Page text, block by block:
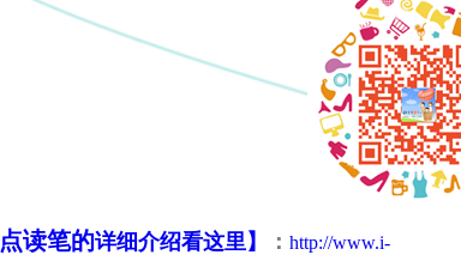
点读笔的详细介绍看这里】 ： http://www.i-